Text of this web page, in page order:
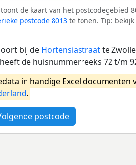
de kaart van het postcodegebied
postcode 8013 te tonen. Tip: bekijk
bij de Hortensiastraatte
de huisnummerreeks 72 t/m
in handige Excel documenten
.
postcode